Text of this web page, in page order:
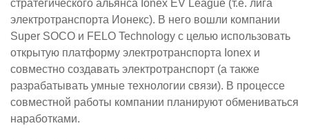
стратегического альянса Ionex EV League (т.е. лига
электротранспорта Ионекс). В него вошли компании
Super SOCO и FELO Technology с целью использовать
открытую платформу электротранспорта Ionex и
совместно создавать электротранспорт (а также
разрабатывать умные технологии связи). В процессе
совместной работы компании планируют обмениваться
наработками.